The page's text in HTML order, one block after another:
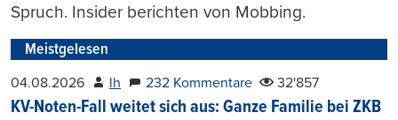
Spruch. Insider berichten von Mobbing.
Meistgelesen
04.08.2026 lh 232 Kommentare 32'857
KV-Noten-Fall weitet sich aus: Ganze Familie bei ZKB